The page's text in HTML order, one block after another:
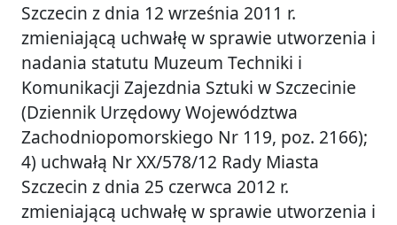
Szczecin z dnia 12 września 2011 r.
zmieniającą uchwałę w sprawie utworzenia i
nadania statutu Muzeum Techniki i
Komunikacji Zajezdnia Sztuki w Szczecinie
(Dziennik Urzędowy Województwa
Zachodniopomorskiego Nr 119, poz. 2166);
4) uchwałą Nr XX/578/12 Rady Miasta
Szczecin z dnia 25 czerwca 2012 r.
zmieniającą uchwałę w sprawie utworzenia i